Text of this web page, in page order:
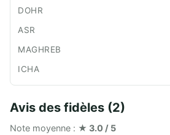
Avis des fidèles (2)
Note moyenne : ★ 3.0 / 5